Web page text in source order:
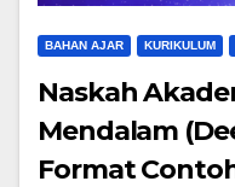
BAHAN AJAR KURIKULUM
Naskah
Mendalam
Format